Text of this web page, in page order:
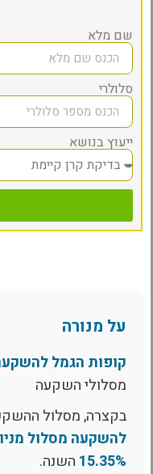
שם מלא
סלולרי
ייעוץ בנושא
על מנורה
קופות הגמל
מסלולי השקעה
בקצרה, מסלול
להשקעה מסלול
15.35% השנה.